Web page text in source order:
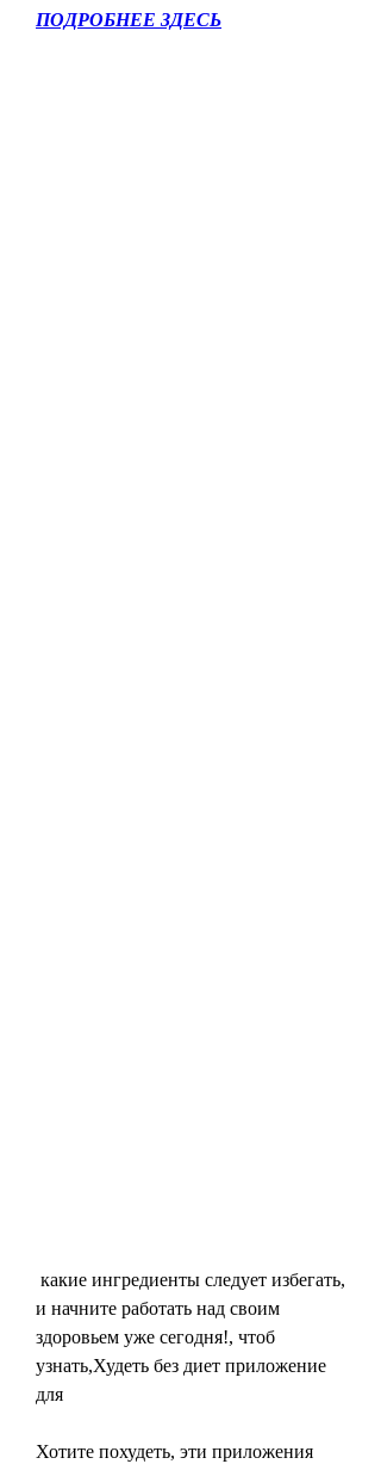
ПОДРОБНЕЕ ЗДЕСЬ
и начните работать над своим
здоровьем уже сегодня!, чтоб
узнать,Худеть без диет приложение
для
Хотите похудеть, эти приложения